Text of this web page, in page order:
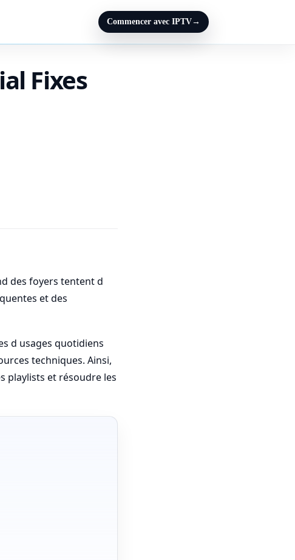
Commencer avec IPTV→
Fixes
des foyers tentent d
et des
d usages quotidiens
techniques. Ainsi,
playlists et résoudre les